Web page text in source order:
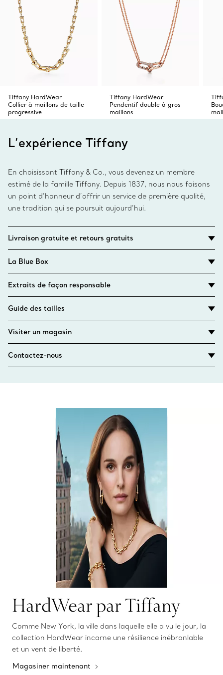
Tiffany HardWear
Collier à maillons de taille
progressive
Tiffany HardWear
Pendentif double à gros
maillons
L’expérience Tiffany
En choisissant Tiffany & Co., vous devenez un membre
estimé de la famille Tiffany. Depuis 1837, nous nous faisons
un point d’honneur d’offrir un service de première qualité,
une tradition qui se poursuit aujourd’hui.
Livraison gratuite et retours gratuits
La Blue Box
Extraits de façon responsable
Guide des tailles
Visiter un magasin
Contactez-nous
HardWear par Tiffany
Comme New York, la ville dans laquelle elle a vu le jour, la
collection HardWear incarne une résilience inébranlable
et un vent de liberté.
Magasiner maintenant